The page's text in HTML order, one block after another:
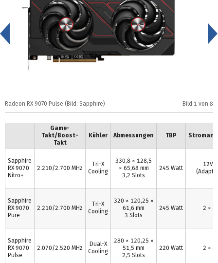
Radeon RX 9070 Pulse (Bild: Sapphire) Bild 1 von 8
<
Game-
Takt/Boost-
Takt
Kühler Abmessungen TBP
Sapphire
RX 9070
Nitro+
2.210/2.700 MHz
Tri-X
Cooling
330,8 × 128,5
× 65,68 mm
3,2 Slots
245 Watt
12V-
Sapphire
RX 9070
Pure
2.210/2.700 MHz
Tri-X
Cooling
320 × 120,25 ×
61,6 mm
3 Slots
245 Watt 2 × 8
Sapphire
RX 9070
Pulse
2.070/2.520 MHz
Dual-X
Cooling
280 × 120,25 ×
51,5 mm
2,5 Slots
220 Watt 2 × 8